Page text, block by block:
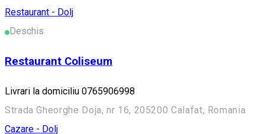
Restaurant - Dolj
Deschis
Restaurant Coliseum
Livrari la domiciliu 0765906998
Strada Gheorghe Doja, nr 16, 205200 Calafat, Romania
Cazare - Dolj